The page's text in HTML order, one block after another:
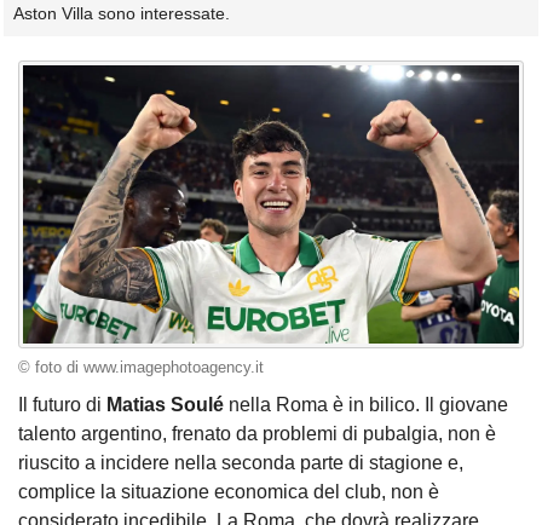
Aston Villa sono interessate.
© foto di www.imagephotoagency.it
Il futuro di Matias Soulé nella Roma è in bilico. Il giovane
talento argentino, frenato da problemi di pubalgia, non è
riuscito a incidere nella seconda parte di stagione e,
complice la situazione economica del club, non è